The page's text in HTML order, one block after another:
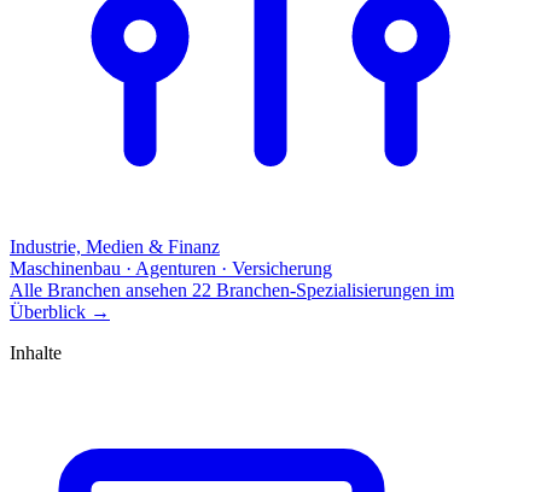
Industrie, Medien & Finanz
Maschinenbau · Agenturen · Versicherung
Alle Branchen ansehen 22 Branchen-Spezialisierungen im
Überblick →
Inhalte